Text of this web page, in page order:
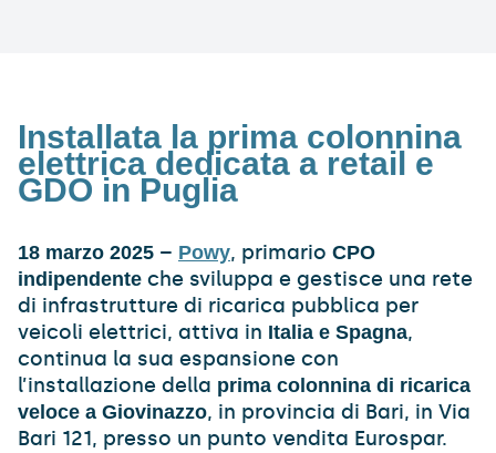
Installata la prima colonnina
elettrica dedicata a retail e
GDO in Puglia
18 marzo 2025 – Powy, primario CPO
indipendente che sviluppa e gestisce una rete
di infrastrutture di ricarica pubblica per
veicoli elettrici, attiva in Italia e Spagna,
continua la sua espansione con
l’installazione della prima colonnina di ricarica
veloce a Giovinazzo, in provincia di Bari, in Via
Bari 121, presso un punto vendita Eurospar.